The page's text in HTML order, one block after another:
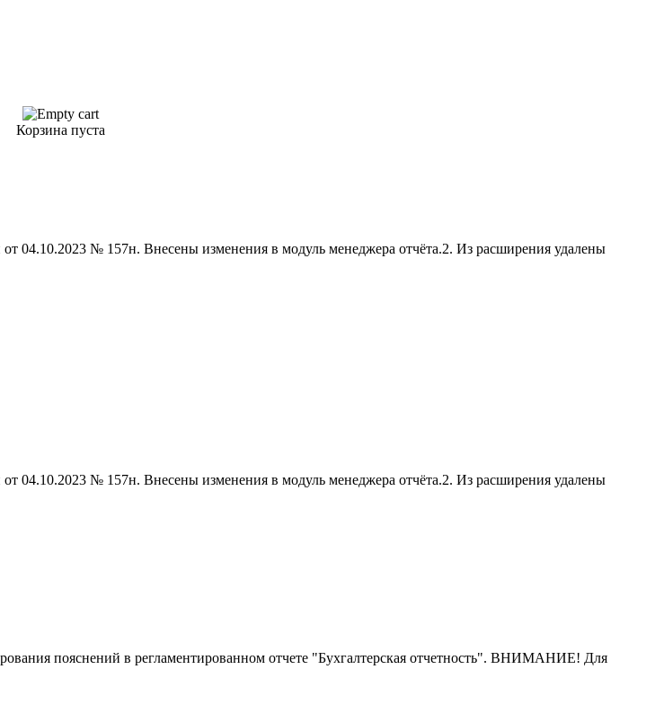
Корзина пуста
04.10.2023 № 157н. Внесены изменения в модуль менеджера отчёта.2. Из расширения удалены
04.10.2023 № 157н. Внесены изменения в модуль менеджера отчёта.2. Из расширения удалены
пояснений в регламентированном отчете "Бухгалтерская отчетность". ВНИМАНИЕ! Для